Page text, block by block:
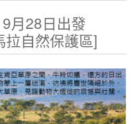
月28日出發
拉自然保護區]